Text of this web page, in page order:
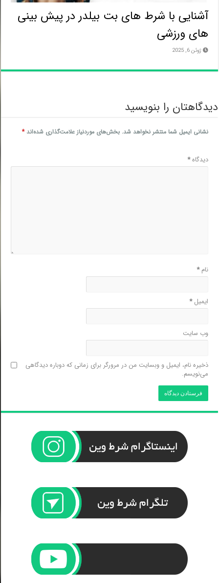
آشنایی با شرط های بت بیلدر در پیش بینی
های ورزشی
ژوئن 6, 2025
را بنویسید
نشانی ایمیل شما منتشر نخواهد شد. بخش‌های موردنیاز علامت‌گذاری شده‌اند*
دیدگاه*
نام*
ایمیل*
وب‌ سایت
ذخیره نام، ایمیل و وبسایت من در مرورگر برای زمانی که دوباره دیدگاهی
می‌نویسم.